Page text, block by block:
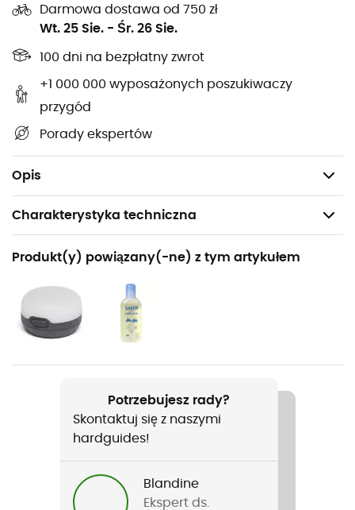
Darmowa dostawa od 750 zł
Wt. 25 Sie. - Śr. 26 Sie.
100 dni na bezpłatny zwrot
+1 000 000 wyposażonych poszukiwaczy
przygód
Porady ekspertów
Opis
insertowi. Wymiana staje się dziecinnie prosta, nawet
początkujący sobie poradzą! I to nie wszystko, ponieważ
jego
zabaw: naturę.
Gotowy, aby ponownie zdobywać szczyty bez obaw o
potknięcia? Ten maszt kempingowy to Twój najlepszy
sprzymierzeniec na spokojne noce pod gwiazdami, z
dala od materialnych trosk. Dzięki niemu każdy biwak
staje się chwilą czystej magii!
Charakterystyka techniczna
Nazwa produktu
Pole 12mm (AL7001) x 55cm, W/Insert
Produkt(y) powiązany(-ne) z tym artykułem
Potrzebujesz rady?
Skontaktuj się z naszymi
hardguides!
Blandine
Ekspert ds.